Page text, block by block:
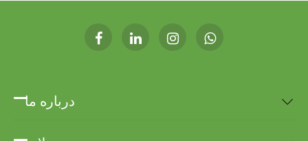
درباره ما 